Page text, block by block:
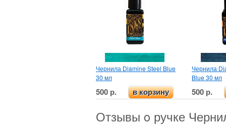
Чернила Diamine Steel Blue
30 мл
500 р. в корзину
Чернила
Blue 30 мл
500 р.
Отзывы o ручке